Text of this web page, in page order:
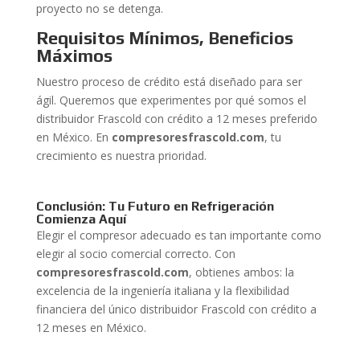
proyecto no se detenga.
Requisitos Mínimos, Beneficios
Máximos
Nuestro proceso de crédito está diseñado para ser
ágil. Queremos que experimentes por qué somos el
distribuidor Frascold con crédito a 12 meses preferido
en México. En compresoresfrascold.com, tu
crecimiento es nuestra prioridad.
Conclusión: Tu Futuro en Refrigeración
Comienza Aquí
Elegir el compresor adecuado es tan importante como
elegir al socio comercial correcto. Con
compresoresfrascold.com, obtienes ambos: la
excelencia de la ingeniería italiana y la flexibilidad
financiera del único distribuidor Frascold con crédito a
12 meses en México.